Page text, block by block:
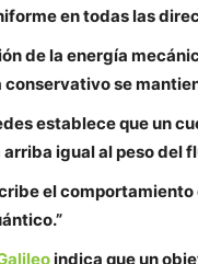
en todas las
de la energía
se
establece que un
igual al peso del
el
indica que un